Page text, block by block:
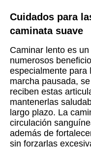
Cuidados para
caminata suave
Caminar lento es
numerosos
especialmente para
marcha pausada,
reciben estas
mantenerlas
largo plazo. La
circulación
además de
sin forzarlas